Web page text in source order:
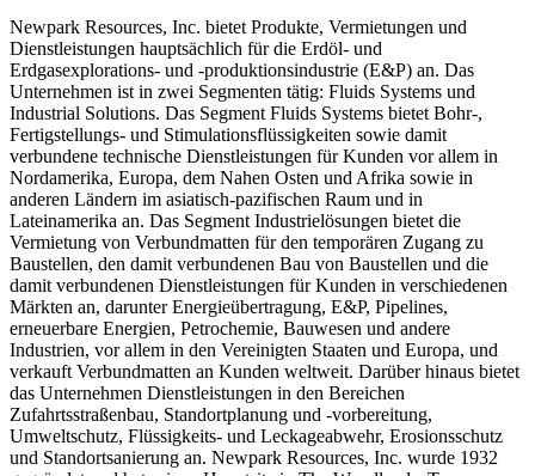
Newpark Resources, Inc. bietet Produkte, Vermietungen und
Dienstleistungen hauptsächlich für die Erdöl- und
Erdgasexplorations- und -produktionsindustrie (E&P) an. Das
Unternehmen ist in zwei Segmenten tätig: Fluids Systems und
Industrial Solutions. Das Segment Fluids Systems bietet Bohr-,
Fertigstellungs- und Stimulationsflüssigkeiten sowie damit
verbundene technische Dienstleistungen für Kunden vor allem in
Nordamerika, Europa, dem Nahen Osten und Afrika sowie in
anderen Ländern im asiatisch-pazifischen Raum und in
Lateinamerika an. Das Segment Industrielösungen bietet die
Vermietung von Verbundmatten für den temporären Zugang zu
Baustellen, den damit verbundenen Bau von Baustellen und die
damit verbundenen Dienstleistungen für Kunden in verschiedenen
Märkten an, darunter Energieübertragung, E&P, Pipelines,
erneuerbare Energien, Petrochemie, Bauwesen und andere
Industrien, vor allem in den Vereinigten Staaten und Europa, und
verkauft Verbundmatten an Kunden weltweit. Darüber hinaus bietet
das Unternehmen Dienstleistungen in den Bereichen
Zufahrtsstraßenbau, Standortplanung und -vorbereitung,
Umweltschutz, Flüssigkeits- und Leckageabwehr, Erosionsschutz
und Standortsanierung an. Newpark Resources, Inc. wurde 1932